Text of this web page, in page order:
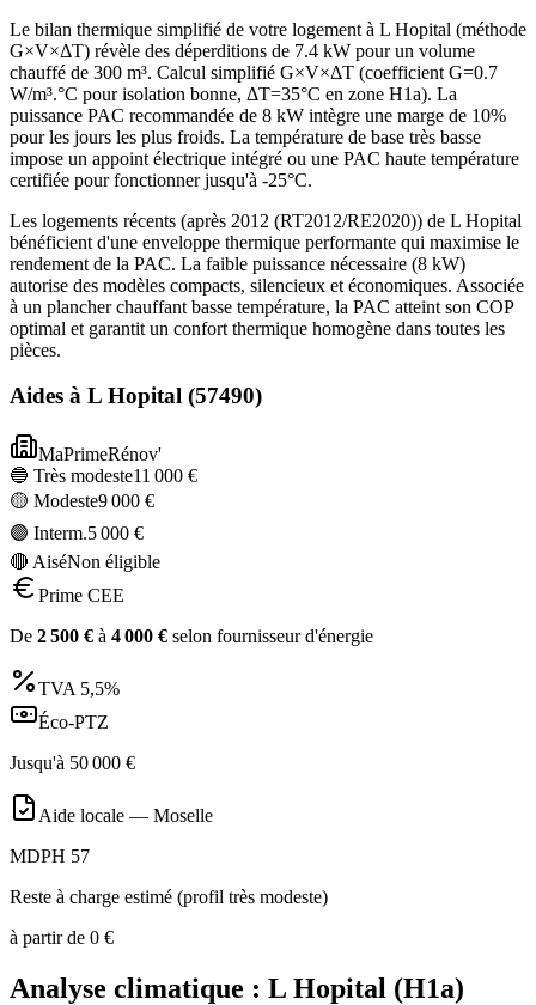
Le bilan thermique simplifié de votre logement à L Hopital (méthode
G×V×ΔT) révèle des déperditions de 7.4 kW pour un volume
chauffé de 300 m³. Calcul simplifié G×V×ΔT (coefficient G=0.7
W/m³.°C pour isolation bonne, ΔT=35°C en zone H1a). La
puissance PAC recommandée de 8 kW intègre une marge de 10%
pour les jours les plus froids. La température de base très basse
impose un appoint électrique intégré ou une PAC haute température
certifiée pour fonctionner jusqu'à -25°C.
Les logements récents (après 2012 (RT2012/RE2020)) de L Hopital
bénéficient d'une enveloppe thermique performante qui maximise le
rendement de la PAC. La faible puissance nécessaire (8 kW)
autorise des modèles compacts, silencieux et économiques. Associée
à un plancher chauffant basse température, la PAC atteint son COP
optimal et garantit un confort thermique homogène dans toutes les
pièces.
Aides à L Hopital (57490)
MaPrimeRénov'
🔵 Très modeste11 000 €
🟡 Modeste9 000 €
🟣 Interm.5 000 €
🔴 AiséNon éligible
Prime CEE
De 2 500 € à 4 000 € selon fournisseur d'énergie
TVA 5,5%
Éco-PTZ
Jusqu'à 50 000 €
Aide locale — Moselle
MDPH 57
Reste à charge estimé (profil très modeste)
à partir de 0 €
Analyse climatique : L Hopital (H1a)